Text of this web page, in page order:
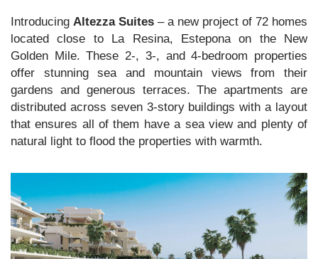
Introducing Altezza Suites – a new project of 72 homes
located close to La Resina, Estepona on the New
Golden Mile. These 2-, 3-, and 4-bedroom properties
offer stunning sea and mountain views from their
gardens and generous terraces. The apartments are
distributed across seven 3-story buildings with a layout
that ensures all of them have a sea view and plenty of
natural light to flood the properties with warmth.